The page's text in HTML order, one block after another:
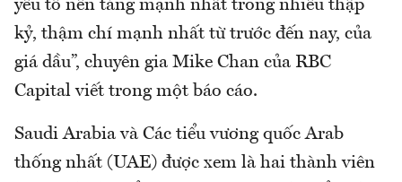
yếu tố nền tảng mạnh nhất trong nhiều thập
kỷ, thậm chí mạnh nhất từ trước đến nay, của
giá dầu”, chuyên gia Mike Chan của RBC
Capital viết trong một báo cáo.
Saudi Arabia và Các tiểu vương quốc Arab
thống nhất (UAE) được xem là hai thành viên